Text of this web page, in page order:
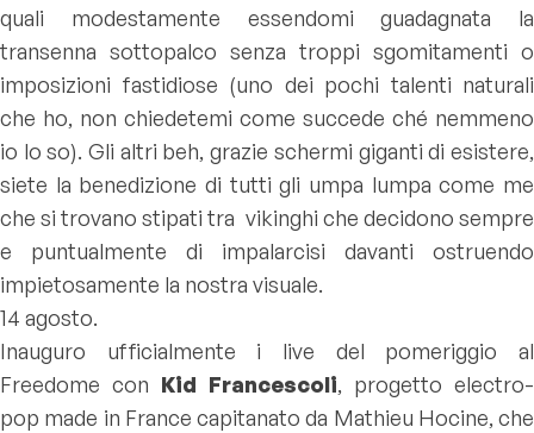
quali modestamente essendomi guadagnata la
transenna sottopalco senza troppi sgomitamenti o
imposizioni fastidiose (uno dei pochi talenti naturali
che ho, non chiedetemi come succede ché nemmeno
io lo so). Gli altri beh, grazie schermi giganti di esistere,
siete la benedizione di tutti gli umpa lumpa come me
che si trovano stipati tra vikinghi che decidono sempre
e puntualmente di impalarcisi davanti ostruendo
impietosamente la nostra visuale.
14 agosto.
Inauguro ufficialmente i live del pomeriggio al
Freedome con Kid Francescoli, progetto electro-
pop made in France capitanato da Mathieu Hocine, che